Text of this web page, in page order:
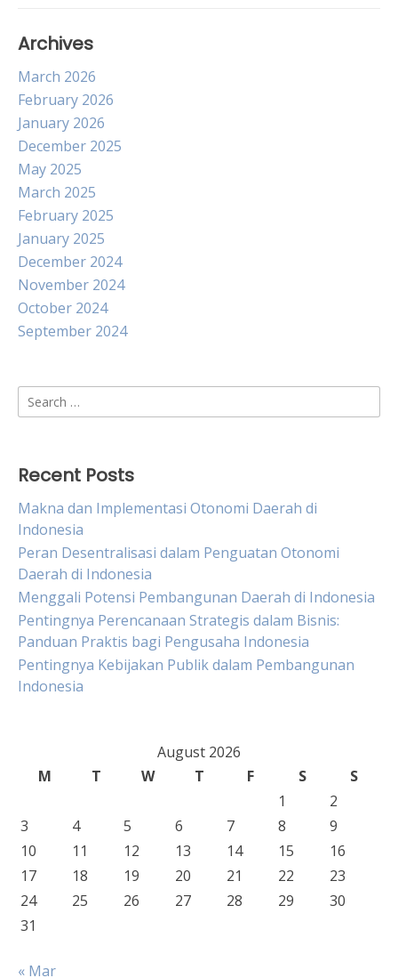
Archives
March 2026
February 2026
January 2026
December 2025
May 2025
March 2025
February 2025
January 2025
December 2024
November 2024
October 2024
September 2024
Search
for:
Recent Posts
Makna dan Implementasi Otonomi Daerah di
Indonesia
Peran Desentralisasi dalam Penguatan Otonomi
Daerah di Indonesia
Menggali Potensi Pembangunan Daerah di Indonesia
Pentingnya Perencanaan Strategis dalam Bisnis:
Panduan Praktis bagi Pengusaha Indonesia
Pentingnya Kebijakan Publik dalam Pembangunan
Indonesia
August 2026
M
T W T F S
S
1
2
3
4 5 6 7 8
9
10
11 12 13 14 15
16
17
18 19 20 21 22
23
24
25 26 27 28 29
30
31
« Mar